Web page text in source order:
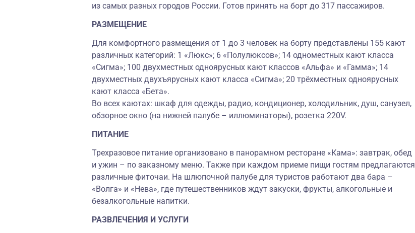
из самых разных городов России. Готов принять на борт до 317 пассажиров.
РАЗМЕЩЕНИЕ
Для комфортного размещения от 1 до 3 человек на борту представлены 155 кают
различных категорий: 1 «Люкс»; 6 «Полулюксов»; 14 одноместных кают класса
«Сигма»; 100 двухместных одноярусных кают классов «Альфа» и «Гамма»; 14
двухместных двухъярусных кают класса «Сигма»; 20 трёхместных одноярусных
кают класса «Бета».
Во всех каютах: шкаф для одежды, радио, кондиционер, холодильник, душ, санузел,
обзорное окно (на нижней палубе – иллюминаторы), розетка 220V.
ПИТАНИЕ
Трехразовое питание организовано в панорамном ресторане «Кама»: завтрак, обед
и ужин – по заказному меню. Также при каждом приеме пищи гостям предлагаются
различные фиточаи. На шлюпочной палубе для туристов работают два бара –
«Волга» и «Нева», где путешественников ждут закуски, фрукты, алкогольные и
безалкогольные напитки.
РАЗВЛЕЧЕНИЯ И УСЛУГИ